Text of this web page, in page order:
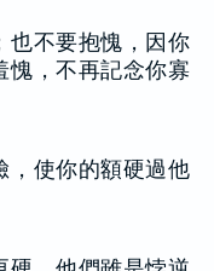
也不要抱愧，因你
愧，不再記念你寡
，使你的額硬過他